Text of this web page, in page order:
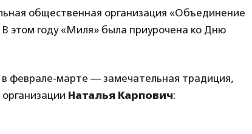
общественная организация «Объединение
этом году «Миля» была приурочена ко Дню
в феврале-марте — замечательная традиция,
Наталья Карпович: